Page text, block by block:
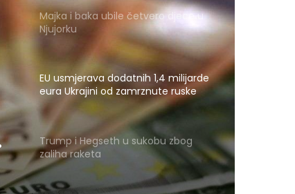
Majka i baka ubile četvero djece u
Njujorku
EU usmjerava dodatnih 1,4 milijarde
eura Ukrajini od zamrznute ruske
imovine
Trump i Hegseth u sukobu zbog
zaliha raketa